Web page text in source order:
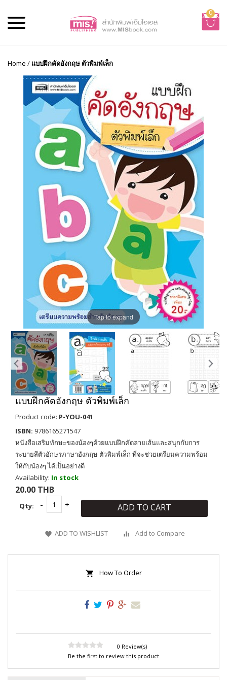
0
Home / แบบฝึกคัดอังกฤษ ตัวพิมพ์เล็ก
Tap to expand
แบบฝึกคัดอังกฤษ ตัวพิมพ์เล็ก
Product code: P-YOU-041
ISBN: 9786165271547
หนังสือเสริมทักษะของน้องๆด้วยแบบฝึกคัดลายเส้นและสนุกกับการ
ระบายสีตัวอักษรภาษาอังกฤษ ตัวพิมพ์เล็ก ที่จะช่วยเตรียมความพร้อม
ให้กับน้องๆ ได้เป็นอย่างดี
Availability: In stock
20.00 THB
Qty: ADD TO CART
ADD TO WISHLIST Add to Compare
How To Order
0 Review(s)
Be the first to review this product